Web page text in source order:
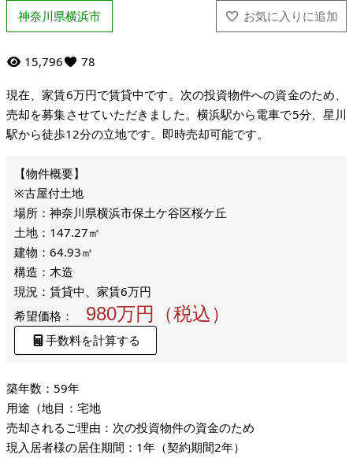
神奈川県横浜市
15,796 78
現在、家賃6万円で賃貸中です。次の投資物件への資金のため、
売却を募集させていただきました。横浜駅から電車で5分、星川
駅から徒歩12分の立地です。即時売却可能です。
※古屋付土地
場所：神奈川県横浜市保土ケ谷区桜ケ丘
土地：147.27㎡
建物：64.93㎡
構造：木造
現況：賃貸中、家賃6万円
希望価格：
980万円（税込）
手数料を計算する
築年数：59年
用途（地目：宅地
売却されるご理由：次の投資物件の資金のため
現入居者様の居住期間：1年（契約期間2年）